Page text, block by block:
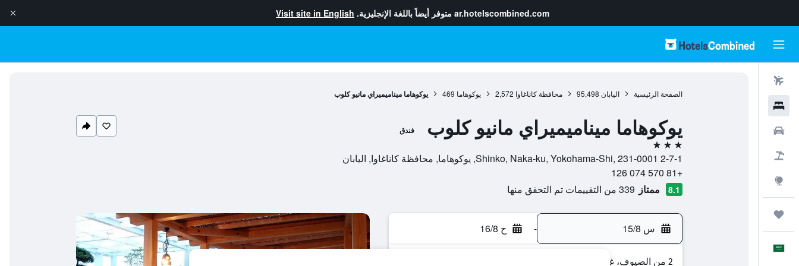
ar.hotelscombined.com متوفر أيضاً باللغة الإنجليزية. Visit site in English
الصفحة الرئيسية اليابان 95,498 محافظة كاناغاوا 2,572 يوكوهاما 469 يوكوهاما ميناميميراي مانيو كلوب
يوكوهاما ميناميميراي مانيو كلوب فندق
3 نجوم
2-7-1 Shinko, Naka-ku, Yokohama-Shi, 231-0001, يوكوهاما, محافظة كاناغاوا, اليابان
+81 570 074 126
8.1 ممتاز 339 من التقييمات تم التحقق منها
س 15/8 - ح 16/8
2 من الضيوف، غرفة واحدة